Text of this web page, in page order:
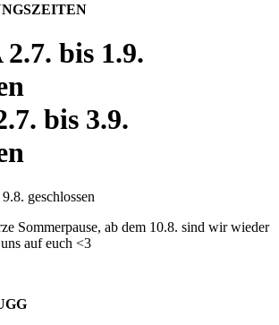
2.7. bis 1.9.
bis 3.9.
geschlossen
Sommerpause, ab dem 10.8. sind wir wieder
auf euch <3